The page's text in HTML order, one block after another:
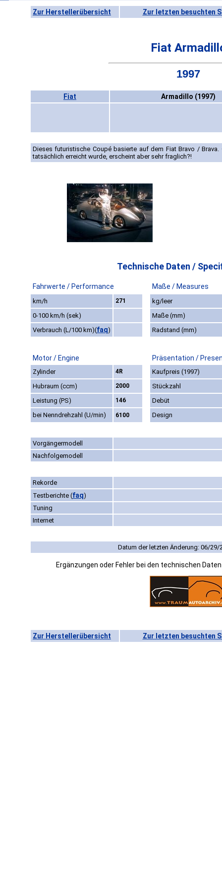
Zur Herstellerübersicht Zur letzten besuchten
Fiat
1997
Fiat Armadillo (1997)
Dieses futuristische Coupé basierte auf dem Fiat Bravo /
tatsächlich erreicht wurde, erscheint aber sehr fraglich?!
Technische Daten /
Fahrwerte / Performance Maße / Measures
km/h 271
kg/leer
0-100 km/h (sek)
Maße (mm)
Verbrauch (L/100 km)(faq) Radstand (mm)
Motor / Engine Präsentation /
Zylinder 4R
Kaufpreis (1997)
Hubraum (ccm)
2000
Stückzahl
Leistung (PS)
146
Debüt
bei Nenndrehzahl (U/min)
6100 Design
Vorgängermodell
Nachfolgemodell
Rekorde
Testberichte (faq)
Tuning
Internet
Datum der letzten Änderung: 06/29/
Ergänzungen oder Fehler bei den technischen
Zur Herstellerübersicht Zur letzten besuchten